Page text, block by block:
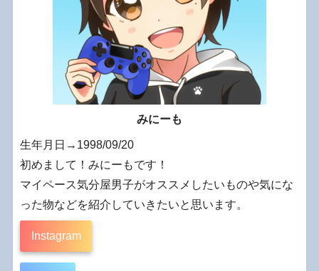
みにーも
生年月日→1998/09/20
初めまして！みにーもです！
マイペース気分屋男子がオススメしたいものや気にな
った物などを紹介していきたいと思います。
Instagram